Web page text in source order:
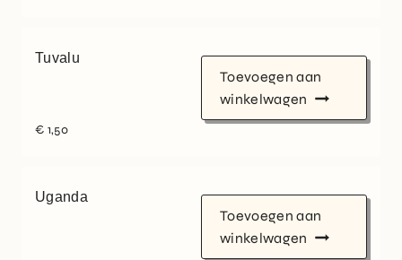
Tuvalu
€ 1,50
Toevoegen aan
winkelwagen
Uganda
Toevoegen aan
winkelwagen